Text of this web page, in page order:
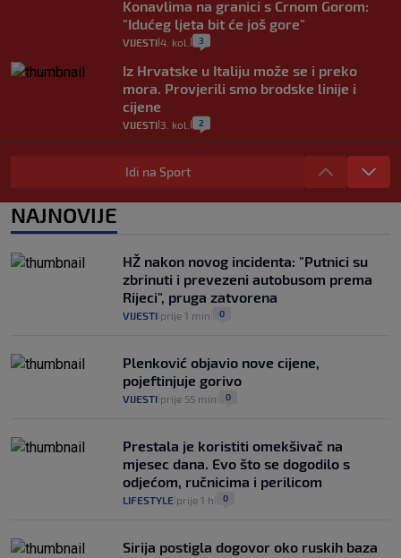
Konavlima na granici s Crnom Gorom:
"Idućeg ljeta bit će još gore"
VIJESTI 4. kol. 3
Iz Hrvatske u Italiju može se i preko
mora. Provjerili smo brodske linije i
cijene
VIJESTI 3. kol. 2
Uzgajivač objasnio zašto kilogram
rajčica košta deset eura: "Nećete ih
vidjeti na akcijama u trgovinama"
VIJESTI 3. kol. 8
Evo aktualnih cijena i nekoliko savjeta
da prođe što lakše i jeftinije
VIJESTI 2. kol. 0
Idi na Sport
NAJNOVIJE
HŽ nakon novog incidenta: "Putnici su
zbrinuti i prevezeni autobusom prema
Rijeci", pruga zatvorena
VIJESTI prije 1 min 0
Plenković objavio nove cijene,
pojeftinjuje gorivo
VIJESTI prije 55 min 0
Prestala je koristiti omekšivač na
mjesec dana. Evo što se dogodilo s
odjećom, ručnicima i perilicom
LIFESTYLE prije 1 h 0
Sirija postigla dogovor oko ruskih baza